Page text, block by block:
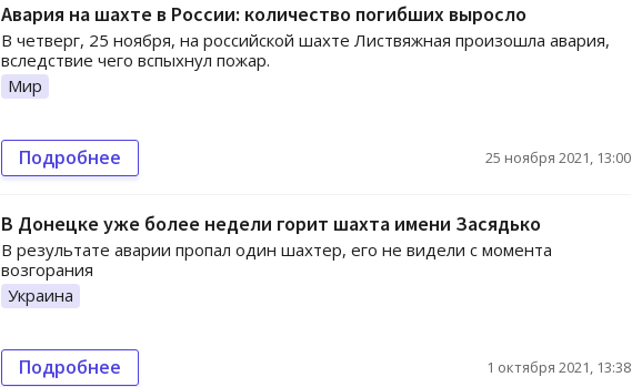
Авария на шахте в России: количество погибших выросло
В четверг, 25 ноября, на российской шахте Листвяжная произошла авария,
вследствие чего вспыхнул пожар.
Мир
Подробнее 25 ноября 2021, 13:00
В Донецке уже более недели горит шахта имени Засядько
В результате аварии пропал один шахтер, его не видели с момента
возгорания
Украина
Подробнее 1 октября 2021, 13:38